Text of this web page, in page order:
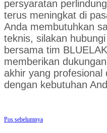
persyaratan
terus meningkat di
Anda membutuhkan
teknis, silakan
bersama tim
memberikan
akhir yang profesional
dengan kebutuhan
Pos sebelumnya